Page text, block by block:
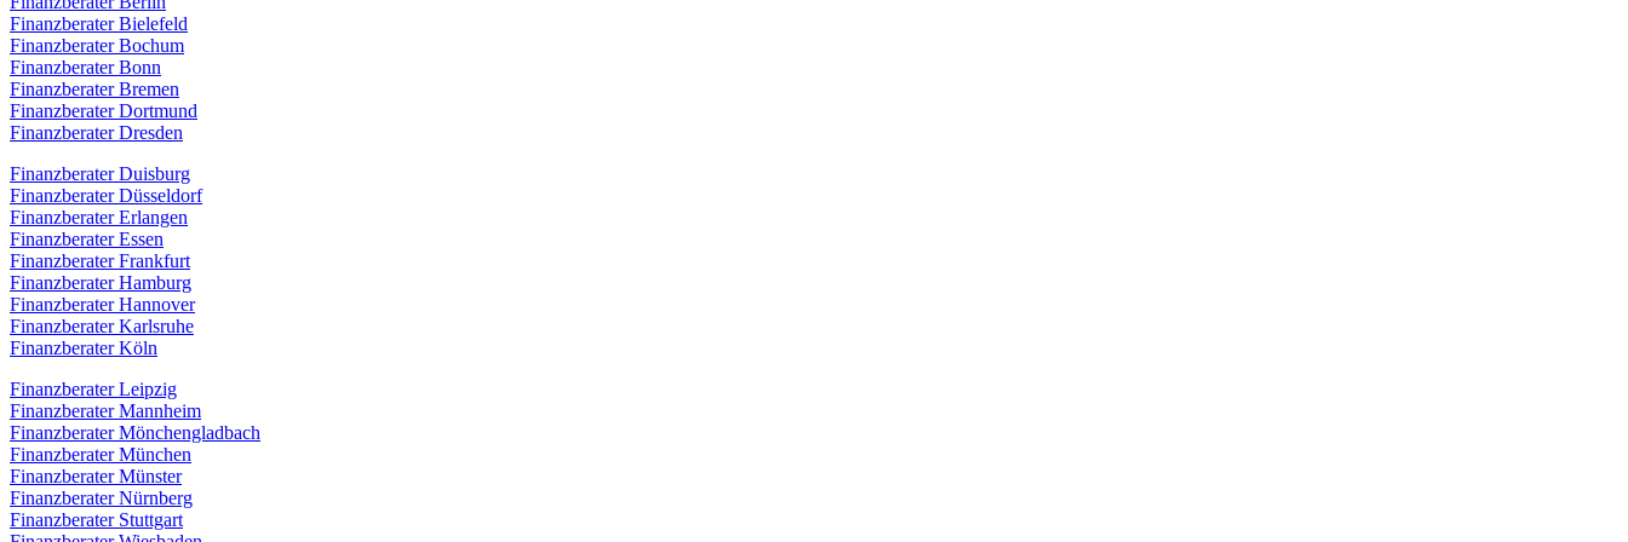
Finanzberater Bielefeld
Finanzberater Bochum
Finanzberater Bonn
Finanzberater Bremen
Finanzberater Dortmund
Finanzberater Dresden
Finanzberater Duisburg
Finanzberater Düsseldorf
Finanzberater Erlangen
Finanzberater Essen
Finanzberater Frankfurt
Finanzberater Hamburg
Finanzberater Hannover
Finanzberater Karlsruhe
Finanzberater Köln
Finanzberater Leipzig
Finanzberater Mannheim
Finanzberater Mönchengladbach
Finanzberater München
Finanzberater Münster
Finanzberater Nürnberg
Finanzberater Stuttgart